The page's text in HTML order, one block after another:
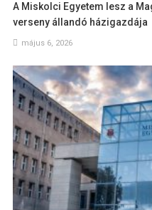
A Miskolci Egyetem lesz a
verseny állandó házigazdája
május 6, 2026